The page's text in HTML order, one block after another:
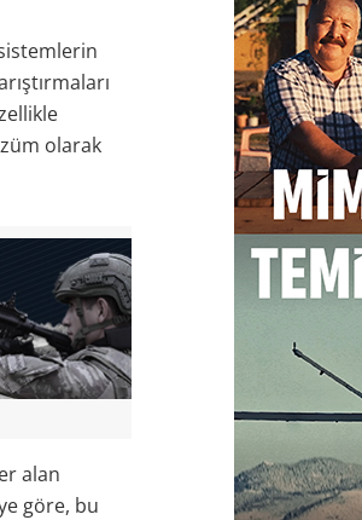
olarak
alan
göre, bu